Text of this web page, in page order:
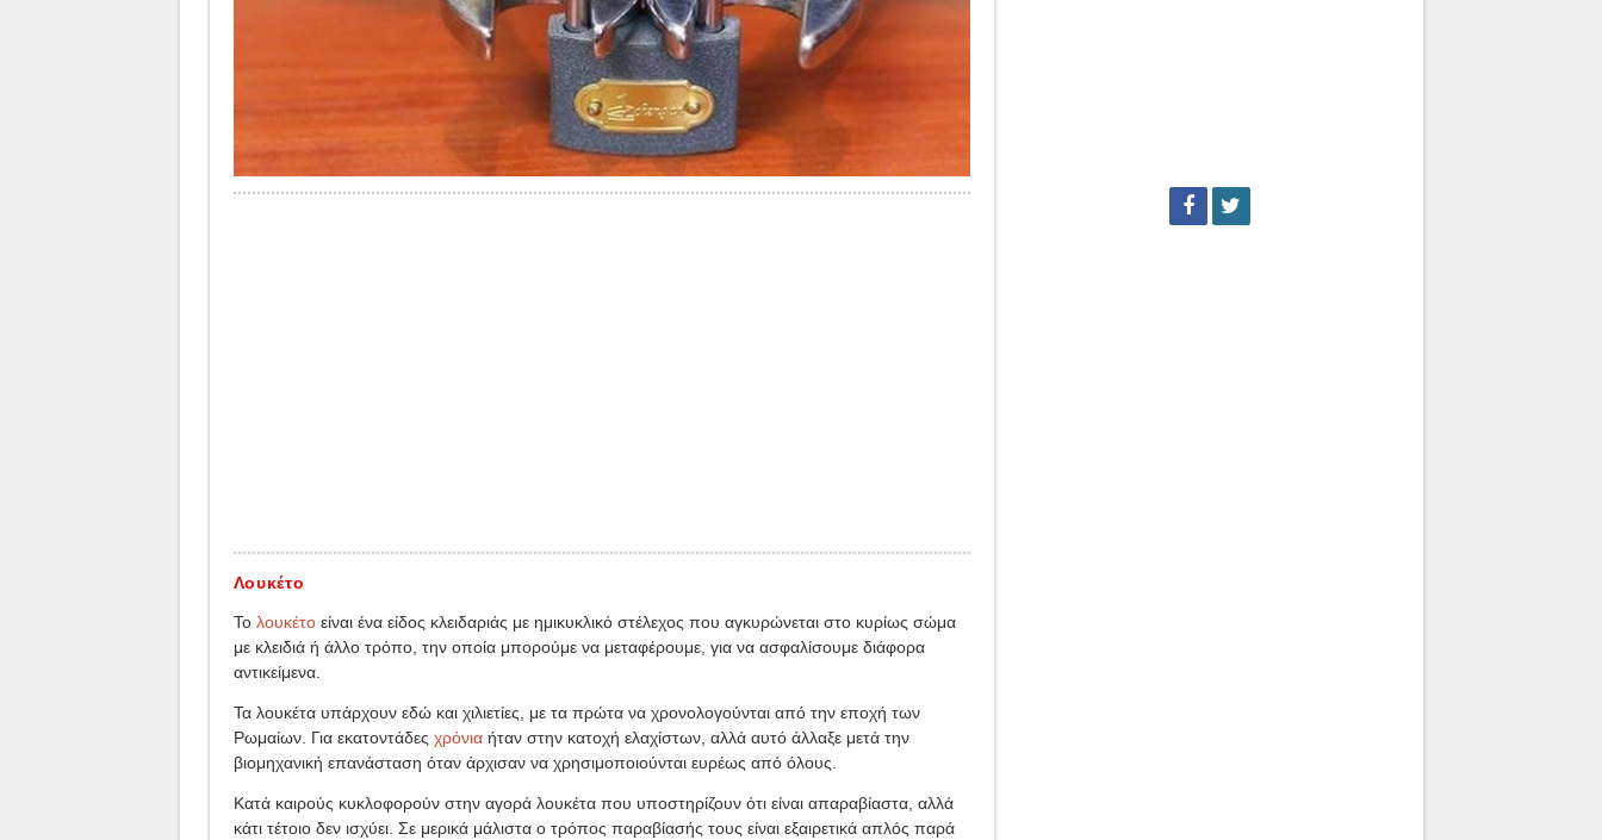
Λουκέτο
Το λουκέτοείναι ένα είδος κλειδαριάς με ημικυκλικό στέλεχος που αγκυρώνεται στο κυρίως σώμα
με κλειδιά ή άλλο τρόπο, την οποία μπορούμε να μεταφέρουμε, για να ασφαλίσουμε διάφορα
αντικείμενα.
Τα λουκέτα υπάρχουν εδώ και χιλιετίες, με τα πρώτα να χρονολογούνται από την εποχή των
Ρωμαίων. Για εκατοντάδες χρόνιαήταν στην κατοχή ελαχίστων, αλλά αυτό άλλαξε μετά την
βιομηχανική επανάσταση όταν άρχισαν να χρησιμοποιούνται ευρέως από όλους.
Κατά καιρούς κυκλοφορούν στην αγορά λουκέτα που υποστηρίζουν ότι είναι απαραβίαστα, αλλά
κάτι τέτοιο δεν ισχύει. Σε μερικά μάλιστα ο τρόπος παραβίασής τους είναι εξαιρετικά απλός παρά